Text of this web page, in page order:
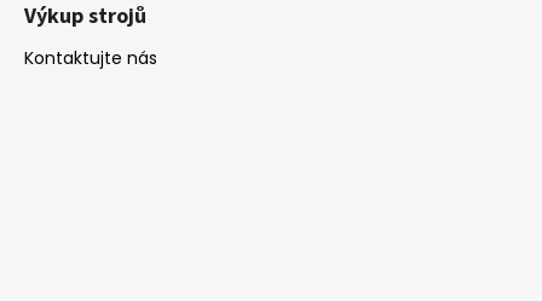
Výkup strojů
Kontaktujte nás